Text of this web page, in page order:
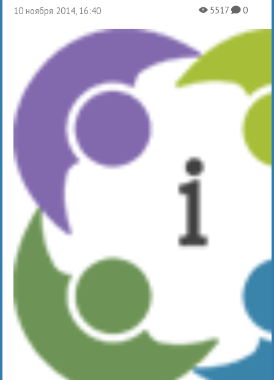
10 ноября 2014, 16:40 X5517K0